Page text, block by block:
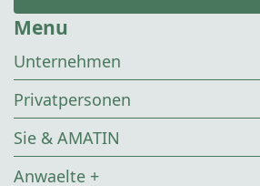
Menu
Unternehmen
Privatpersonen
Sie & AMATIN
Anwaelte +